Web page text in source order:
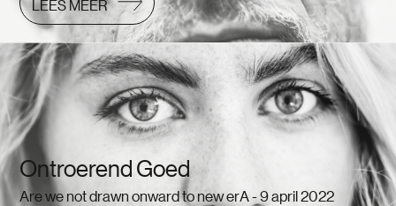
LEES MEER
Ontroerend Goed
Are we not drawn onward to new erA - 9 april 2022